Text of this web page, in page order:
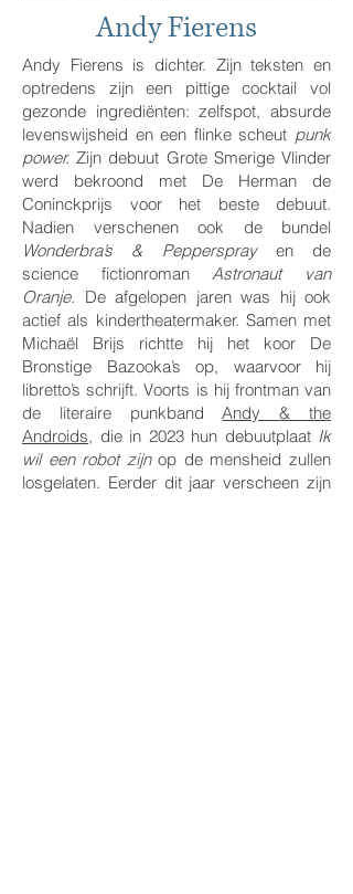
Andy Fierens
Andy Fierens is dichter. Zijn teksten en
optredens zijn een pittige cocktail vol
gezonde ingrediënten: zelfspot, absurde
levenswijsheid en een flinke scheut punk
power. Zijn debuut Grote Smerige Vlinder
werd bekroond met De Herman de
Coninckprijs voor het beste debuut.
Nadien verschenen ook de bundel
Wonderbra’s & Peppersprayen de
science fictionromanAstronaut van
Oranje. De afgelopen jaren was hij ook
actief als kindertheatermaker. Samen met
Michaël Brijs richtte hij het koor De
Bronstige Bazooka’s op, waarvoor hij
libretto’s schrijft. Voorts is hij frontman van
de literaire punkbandAndy & the
Androids, die in 2023 hun debuutplaat Ik
wil een robot zijnop de mensheid zullen
losgelaten. Eerder dit jaar verscheen zijn